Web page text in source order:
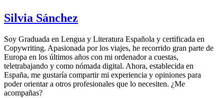
Silvia Sánchez
Soy Graduada en Lengua y Literatura Española y certificada en
Copywriting. Apasionada por los viajes, he recorrido gran parte de
Europa en los últimos años con mi ordenador a cuestas,
teletrabajando y como nómada digital. Ahora, establecida en
España, me gustaría compartir mi experiencia y opiniones para
poder orientar a otros profesionales que lo necesiten. ¿Me
acompañas?